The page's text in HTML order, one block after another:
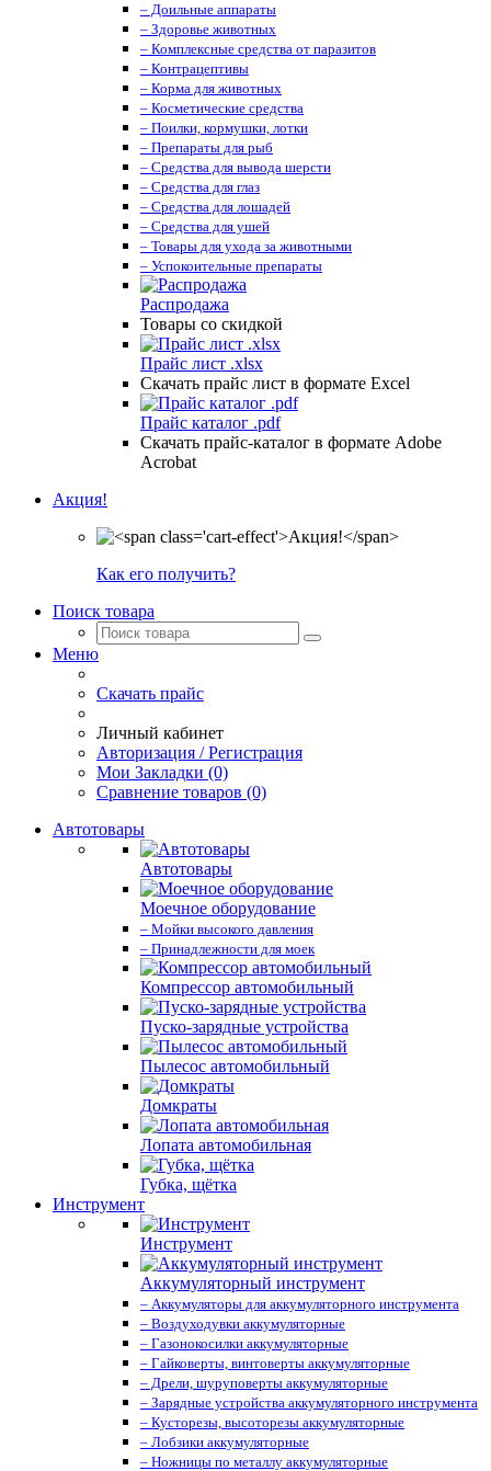
– Доильные аппараты
– Здоровье животных
– Комплексные средства от паразитов
– Контрацептивы
– Корма для животных
– Косметические средства
– Поилки, кормушки, лотки
– Препараты для рыб
– Средства для вывода шерсти
– Средства для глаз
– Средства для лошадей
– Средства для ушей
– Товары для ухода за животными
– Успокоительные препараты
Распродажа
Товары со скидкой
Прайс лист .xlsx
Скачать прайс лист в формате Excel
Прайс каталог .pdf
Скачать прайс-каталог в формате Adobe
Acrobat
Акция!
Как его получить?
Поиск товара
Меню
Скачать прайс
Личный кабинет
Авторизация / Регистрация
Мои Закладки (0)
Сравнение товаров (0)
Автотовары
Автотовары
Моечное оборудование
– Мойки высокого давления
– Принадлежности для моек
Компрессор автомобильный
Пуско-зарядные устройства
Пылесос автомобильный
Домкраты
Лопата автомобильная
Губка, щётка
Инструмент
Инструмент
Аккумуляторный инструмент
– Аккумуляторы для аккумуляторного инструмента
– Воздуходувки аккумуляторные
– Газонокосилки аккумуляторные
– Гайковерты, винтоверты аккумуляторные
– Дрели, шуруповерты аккумуляторные
– Зарядные устройства аккумуляторного инструмента
– Кусторезы, высоторезы аккумуляторные
– Лобзики аккумуляторные
– Ножницы по металлу аккумуляторные